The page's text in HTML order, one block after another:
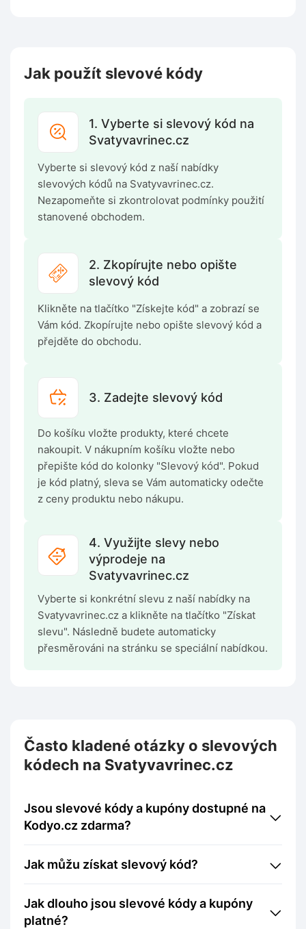
Jak použít slevové kódy
1. Vyberte si slevový kód na
Svatyvavrinec.cz
Vyberte si slevový kód z naší nabídky
slevových kódů na Svatyvavrinec.cz.
Nezapomeňte si zkontrolovat podmínky použití
stanovené obchodem.
2. Zkopírujte nebo opište
slevový kód
Klikněte na tlačítko "Získejte kód" a zobrazí se
Vám kód. Zkopírujte nebo opište slevový kód a
přejděte do obchodu.
3. Zadejte slevový kód
Do košíku vložte produkty, které chcete
nakoupit. V nákupním košíku vložte nebo
přepište kód do kolonky "Slevový kód". Pokud
je kód platný, sleva se Vám automaticky odečte
z ceny produktu nebo nákupu.
4. Využijte slevy nebo
výprodeje na
Svatyvavrinec.cz
Vyberte si konkrétní slevu z naší nabídky na
Svatyvavrinec.cz a klikněte na tlačítko "Získat
slevu". Následně budete automaticky
přesměrováni na stránku se speciální nabídkou.
Často kladené otázky o slevových
kódech na Svatyvavrinec.cz
Jsou slevové kódy a kupóny dostupné na
Kodyo.cz zdarma?
Jak můžu získat slevový kód?
Jak dlouho jsou slevové kódy a kupóny
platné?